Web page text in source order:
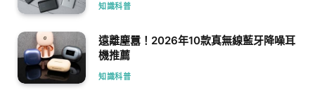
知識科普
遠離塵囂！2026年10款真無線藍牙降噪耳
機推薦
知識科普